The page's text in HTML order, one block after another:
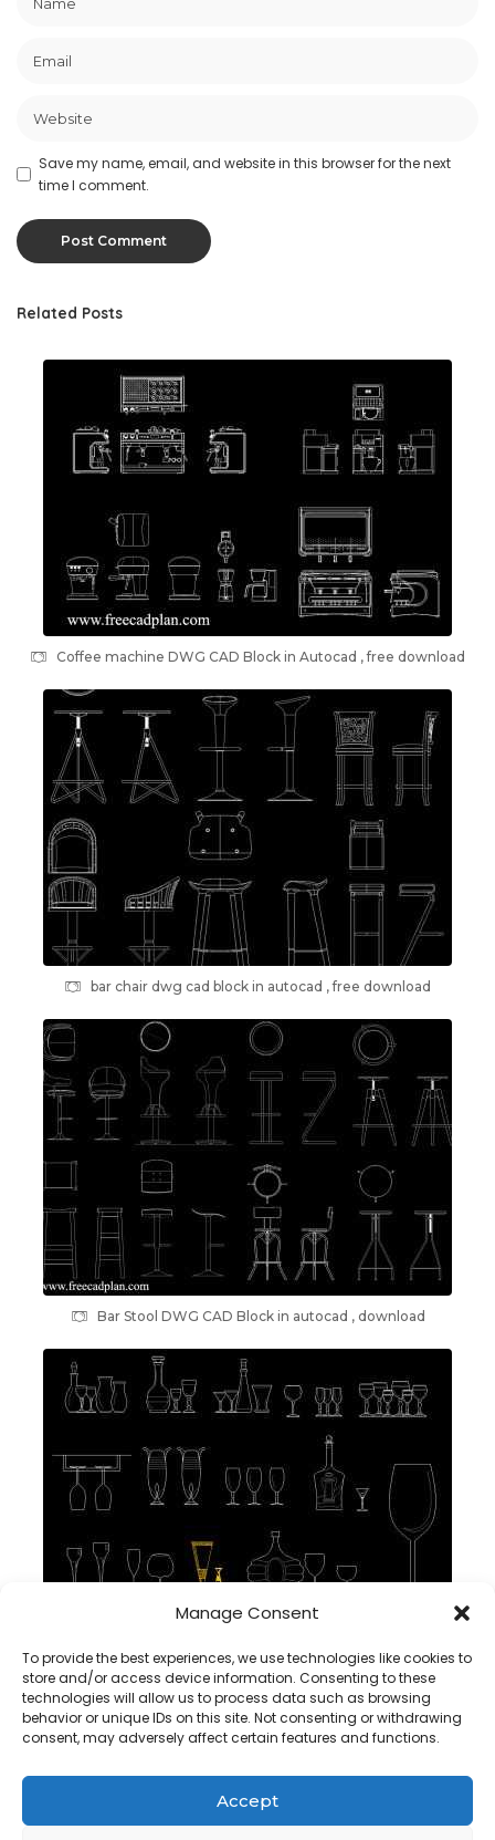
Manage Consent
To provide the best experiences, we use technologies like cookies to
store and/or access device information. Consenting to these
technologies will allow us to process data such as browsing
behavior or unique IDs on this site. Not consenting or withdrawing
consent, may adversely affect certain features and functions.
Accept
Save my name, email, and website in this browser for the next
time I comment.
Related Posts
Coffee machine DWG CAD Block in Autocad , free download
bar chair dwg cad block in autocad , free download
Bar Stool DWG CAD Block in autocad , download
Copyright@ www.freecadplan.com
Privacy Policy-About Us-Contact-Cookies